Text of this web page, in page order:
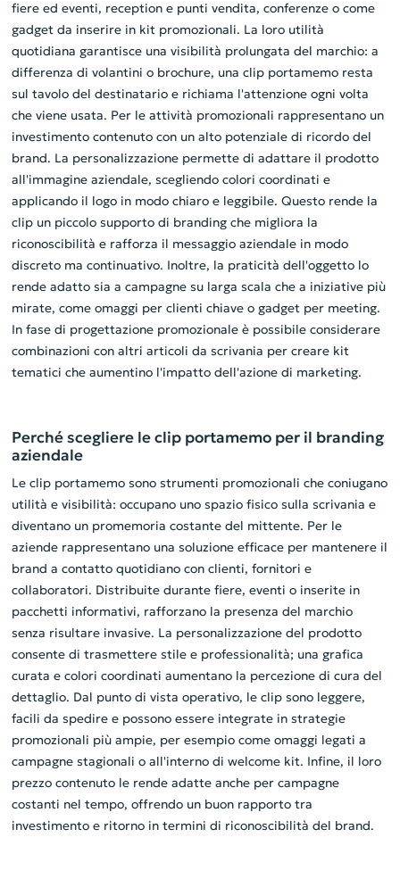
fiere ed eventi, reception e punti vendita, conferenze o come
gadget da inserire in kit promozionali. La loro utilità
quotidiana garantisce una visibilità prolungata del marchio: a
differenza di volantini o brochure, una clip portamemo resta
sul tavolo del destinatario e richiama l'attenzione ogni volta
che viene usata. Per le attività promozionali rappresentano un
investimento contenuto con un alto potenziale di ricordo del
brand. La personalizzazione permette di adattare il prodotto
all'immagine aziendale, scegliendo colori coordinati e
applicando il logo in modo chiaro e leggibile. Questo rende la
clip un piccolo supporto di branding che migliora la
riconoscibilità e rafforza il messaggio aziendale in modo
discreto ma continuativo. Inoltre, la praticità dell'oggetto lo
rende adatto sia a campagne su larga scala che a iniziative più
mirate, come omaggi per clienti chiave o gadget per meeting.
In fase di progettazione promozionale è possibile considerare
combinazioni con altri articoli da scrivania per creare kit
tematici che aumentino l'impatto dell'azione di marketing.
Perché scegliere le clip portamemo per il branding
aziendale
Le clip portamemo sono strumenti promozionali che coniugano
utilità e visibilità: occupano uno spazio fisico sulla scrivania e
diventano un promemoria costante del mittente. Per le
aziende rappresentano una soluzione efficace per mantenere il
brand a contatto quotidiano con clienti, fornitori e
collaboratori. Distribuite durante fiere, eventi o inserite in
pacchetti informativi, rafforzano la presenza del marchio
senza risultare invasive. La personalizzazione del prodotto
consente di trasmettere stile e professionalità; una grafica
curata e colori coordinati aumentano la percezione di cura del
dettaglio. Dal punto di vista operativo, le clip sono leggere,
facili da spedire e possono essere integrate in strategie
promozionali più ampie, per esempio come omaggi legati a
campagne stagionali o all'interno di welcome kit. Infine, il loro
prezzo contenuto le rende adatte anche per campagne
costanti nel tempo, offrendo un buon rapporto tra
investimento e ritorno in termini di riconoscibilità del brand.